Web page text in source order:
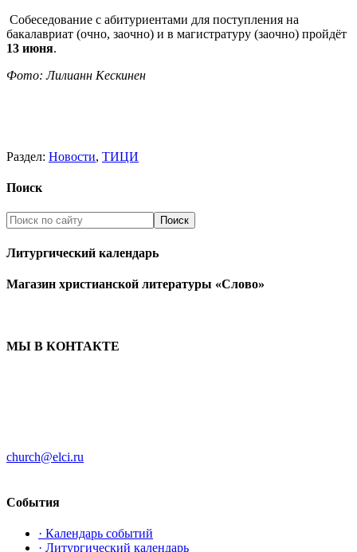
Собеседование с абитуриентами для поступления на
бакалавриат (очно, заочно) и в магистратуру (заочно) пройдёт
13 июня.
Фото: Лилианн Кескинен
Раздел: Новости, ТИЦИ
Поиск
Литургический календарь
Магазин христианской литературы «Слово»
МЫ В КОНТАКТЕ
church@elci.ru
События
· Календарь событий
· Литургический календарь